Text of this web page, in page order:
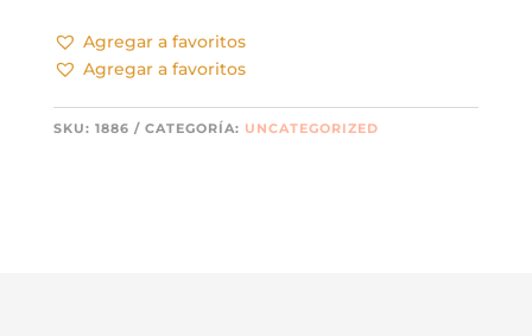
Agregar a favoritos
Agregar a favoritos
SKU: 1886 CATEGORÍA: UNCATEGORIZED